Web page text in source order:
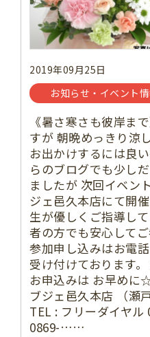
2019年09月25日
お知らせ・イベント
《暑さ寒さも彼岸ま
すが 朝晩めっきり涼
お出かけするには良
らのブログでも少し
ましたが 次回イベン
ジェ邑久本店にて開
生が優しくご指導し
者の方でも安心して
参加申し込みはお電
受け付けております。
お申込みは お早めに
ブジェ邑久本店 （瀬
TEL : フリーダイヤル
0869-……